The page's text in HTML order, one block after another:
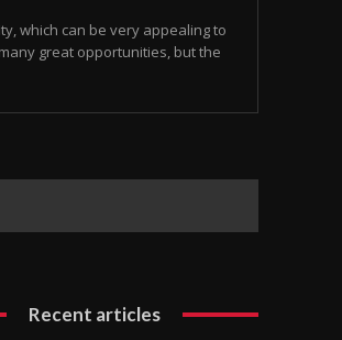
which can be very appealing to
great opportunities, but the
Recent articles